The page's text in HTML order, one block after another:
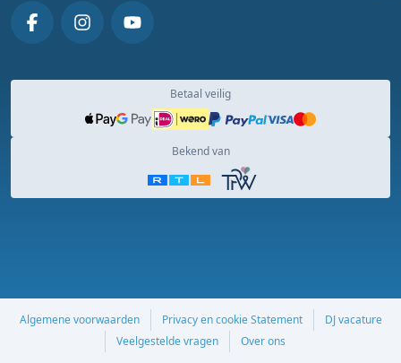
Betaal veilig
Bekend van
Algemene voorwaarden Privacy en cookie Statement
DJ vacature
Veelgestelde vragen
Over ons